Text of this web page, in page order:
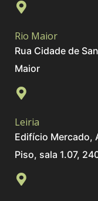
Rio Maior
Rua Cidade de
Maior
Leiria
Edifício Mercado,
Piso, sala 1.07,